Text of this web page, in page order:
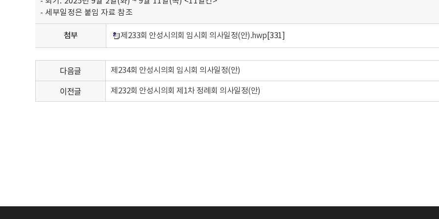
- 세부일정은 붙임 자료 참조
첨부 제233회 안성시의회 임시회 의사일정(안).hwp [331]
다음글 제234회 안성시의회 임시회 의사일정(안)
이전글 제232회 안성시의회 제1차 정례회 의사일정(안)